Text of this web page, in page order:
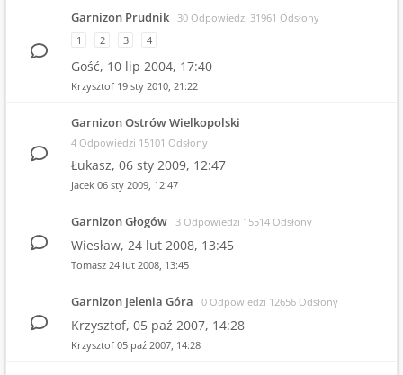
Garnizon Prudnik 30 Odpowiedzi 31961 Odsłony
1
2 3 4
Gość, 10 lip 2004, 17:40
Krzysztof 19 sty 2010, 21:22
Garnizon Ostrów Wielkopolski
4 Odpowiedzi 15101 Odsłony
Łukasz, 06 sty 2009, 12:47
Jacek 06 sty 2009, 12:47
Garnizon Głogów 3 Odpowiedzi 15514 Odsłony
Wiesław, 24 lut 2008, 13:45
Tomasz 24 lut 2008, 13:45
Garnizon Jelenia Góra 0 Odpowiedzi 12656 Odsłony
Krzysztof, 05 paź 2007, 14:28
Krzysztof 05 paź 2007, 14:28